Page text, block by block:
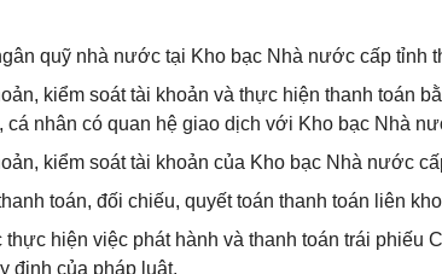
quỹ nhà nước tại Kho bạc Nhà nước cấp tỉnh
kiểm soát tài khoản và thực hiện thanh toán
cá nhân có quan hệ giao dịch với Kho bạc Nhà
kiểm soát tài khoản của Kho bạc Nhà nước
toán, đối chiếu, quyết toán thanh toán liên
thực hiện việc phát hành và thanh toán trái phiếu
định của pháp luật.